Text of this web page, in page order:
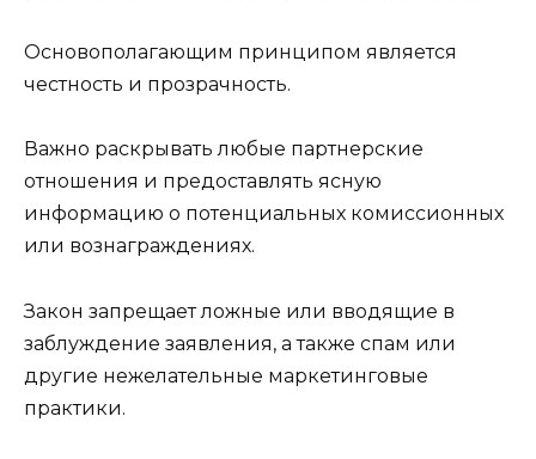
Основополагающим принципом является
честность и прозрачность.
Важно раскрывать любые партнерские
отношения и предоставлять ясную
информацию о потенциальных комиссионных
или вознаграждениях.
Закон запрещает ложные или вводящие в
заблуждение заявления, а также спам или
другие нежелательные маркетинговые
практики.